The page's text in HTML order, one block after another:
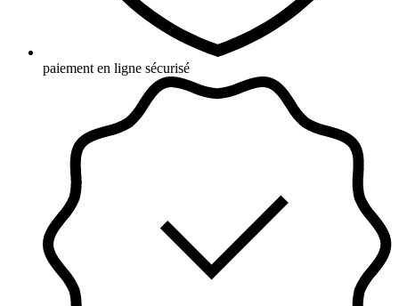
paiement en ligne sécurisé